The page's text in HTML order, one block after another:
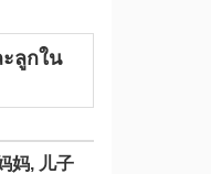
ลูกใน
妈, 儿子